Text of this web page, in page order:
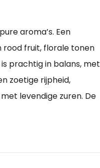
aroma’s. Een
rood fruit, florale tonen
prachtig in balans, met
zoetige rijpheid,
levendige zuren. De